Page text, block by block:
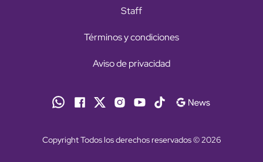
Staff
Términos y condiciones
Aviso de privacidad
Copyright Todos los derechos reservados © 2026